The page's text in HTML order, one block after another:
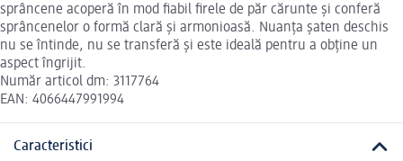
sprâncene acoperă în mod fiabil firele de păr cărunte și conferă
sprâncenelor o formă clară și armonioasă. Nuanța șaten deschis
nu se întinde, nu se transferă și este ideală pentru a obține un
aspect îngrijit.
Număr articol dm: 3117764
EAN: 4066447991994
Caracteristici